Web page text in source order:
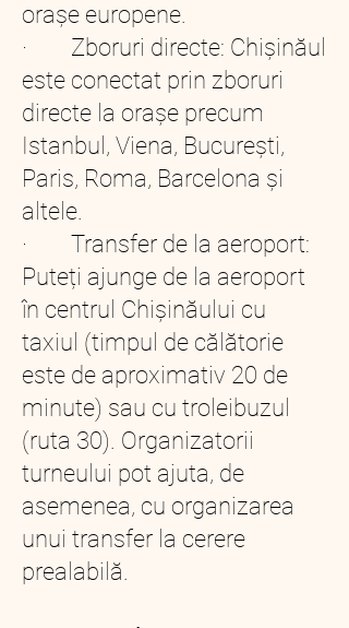
orașe europene.
· Zboruri directe: Chișinăul
este conectat prin zboruri
directe la orașe precum
Istanbul, Viena, București,
Paris, Roma, Barcelona și
altele.
· Transfer de la aeroport:
Puteți ajunge de la aeroport
în centrul Chișinăului cu
taxiul (timpul de călătorie
este de aproximativ 20 de
minute) sau cu troleibuzul
(ruta 30). Organizatorii
turneului pot ajuta, de
asemenea, cu organizarea
unui transfer la cerere
prealabilă.